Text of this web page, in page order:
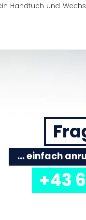
Handtuch und
... einfach
+43